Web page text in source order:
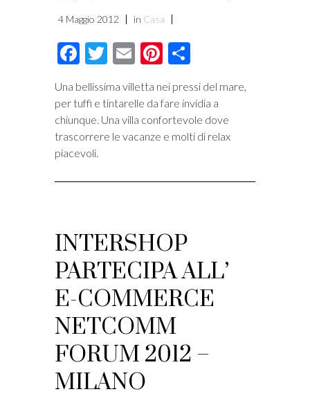
4 Maggio 2012 in Casa
Facebook
Twitter
EmailPinterest
Una bellissima villetta nei pressi del mare,
per tuffi e tintarelle da fare invidia a
chiunque. Una villa confortevole dove
trascorrere le vacanze e molti di relax
piacevoli.
INTERSHOP
PARTECIPA ALL’
E-COMMERCE
NETCOMM
FORUM 2012 –
MILANO